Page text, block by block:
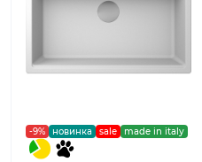
-9% новинка sale made in italy